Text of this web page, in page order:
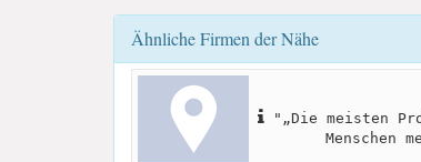
Ähnliche Firmen der Nähe
"„Die meisten
Menschen